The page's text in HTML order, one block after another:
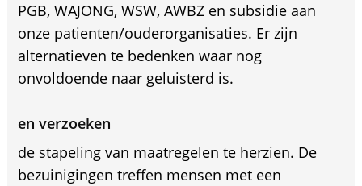
PGB, WAJONG, WSW, AWBZ en subsidie aan
onze patienten/ouderorganisaties. Er zijn
alternatieven te bedenken waar nog
onvoldoende naar geluisterd is.
en verzoeken
de stapeling van maatregelen te herzien. De
bezuinigingen treffen mensen met een